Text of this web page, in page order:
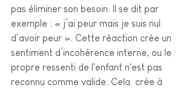
pas éliminer son besoin. Il se dit par
exemple : « j’ai peur mais je suis nul
d‘avoir peur ». Cette réaction crée un
sentiment d’incohérence interne, ou le
propre ressenti de l'enfant n'est pas
reconnu comme valide. Cela  crée à